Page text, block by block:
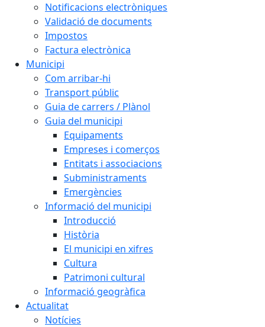
Notificacions electròniques
Validació de documents
Impostos
Factura electrònica
Municipi
Com arribar-hi
Transport públic
Guia de carrers / Plànol
Guia del municipi
Equipaments
Empreses i comerços
Entitats i associacions
Subministraments
Emergències
Informació del municipi
Introducció
Història
El municipi en xifres
Cultura
Patrimoni cultural
Informació geogràfica
Actualitat
Notícies